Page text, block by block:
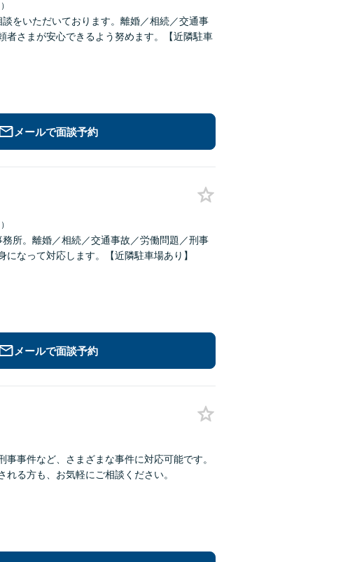
をいただいております。離婚／相続／交通事
者さまが安心できるよう努めます。【近隣駐車
メールで面談予約
所。離婚／相続／交通事故／労働問題／刑事
なって対応します。【近隣駐車場あり】
メールで面談予約
事件など、さまざまな事件に対応可能です。
る方も、お気軽にご相談ください。